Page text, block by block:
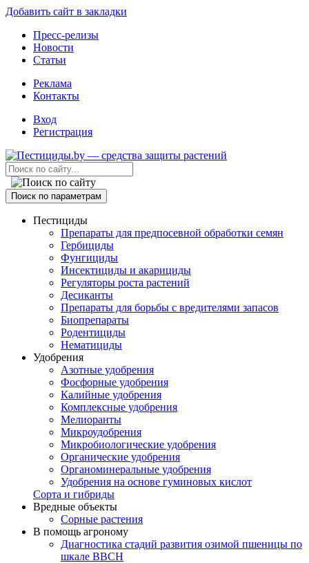
Добавить сайт в закладки
Пресс-релизы
Новости
Статьи
Реклама
Контакты
Вход
Регистрация
Поиск по параметрам
Пестициды
Препараты для предпосевной обработки семян
Гербициды
Фунгициды
Инсектициды и акарициды
Регуляторы роста растений
Десиканты
Препараты для борьбы с вредителями запасов
Биопрепараты
Родентициды
Нематициды
Удобрения
Азотные удобрения
Фосфорные удобрения
Калийные удобрения
Комплексные удобрения
Мелиоранты
Микроудобрения
Микробиологические удобрения
Органические удобрения
Органоминеральные удобрения
Удобрения на основе гуминовых кислот
Сорта и гибриды
Вредные объекты
Сорные растения
В помощь агроному
Диагностика стадий развития озимой пшеницы по
шкале ВВСН